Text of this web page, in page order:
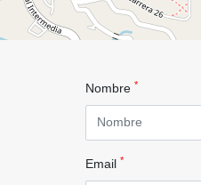
Nombre *
Email *